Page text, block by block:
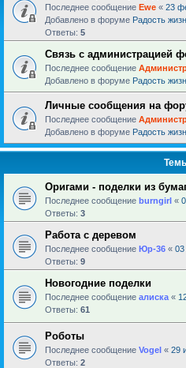
Последнее сообщение Ewe « 23
Добавлено в форуме Радость
Ответы: 5
Связь с администрацией
Последнее сообщение
Добавлено в форуме Радость
Личные сообщения на
Последнее сообщение
Добавлено в форуме Радость
Оригами - поделки из
Последнее сообщение burngirl «
Ответы: 3
Работа с деревом
Последнее сообщение Юр-36 « 03
Ответы: 9
Новогодние поделки
Последнее сообщение алиска «
Ответы: 61
Роботы
Последнее сообщение Vogel « 29
Ответы: 2